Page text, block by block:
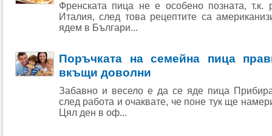
Френската пица не е особено позната, т.к.
Италия, след това рецептите са
ядем в Българи...
Поръчката на семейна пица
вкъщи доволни
Забавно и весело е да се яде пица
след работа и очаквате, че поне тук ще
Цял ден в оф...